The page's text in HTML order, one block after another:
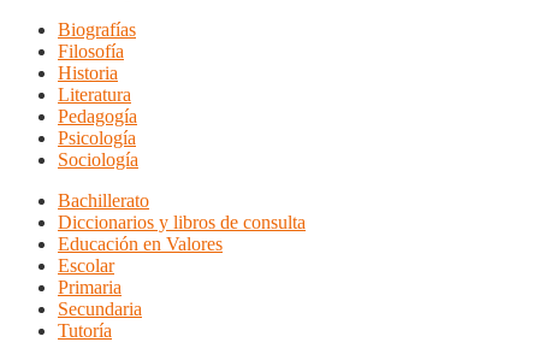
Biografías
Filosofía
Historia
Literatura
Pedagogía
Psicología
Sociología
Bachillerato
Diccionarios y libros de consulta
Educación en Valores
Escolar
Primaria
Secundaria
Tutoría